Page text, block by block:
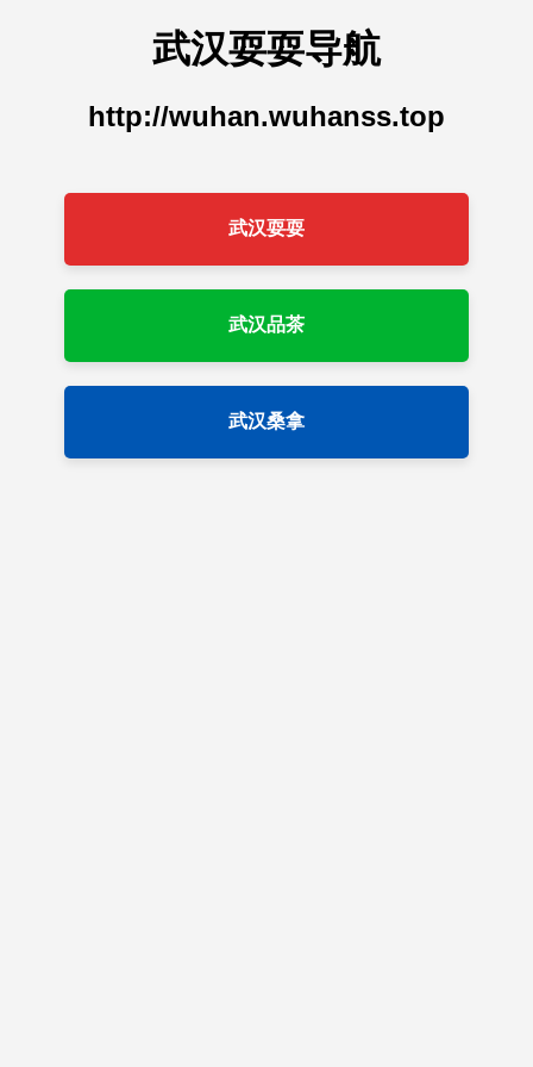
武汉耍耍导航
http://wuhan.wuhanss.top
武汉耍耍
武汉品茶
武汉桑拿